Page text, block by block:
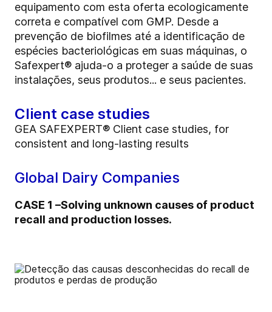
equipamento com esta oferta ecologicamente
correta e compatível com GMP. Desde a
prevenção de biofilmes até a identificação de
espécies bacteriológicas em suas máquinas, o
Safexpert® ajuda-o a proteger a saúde de suas
instalações, seus produtos... e seus pacientes.
Client case studies
GEA SAFEXPERT® Client case studies, for
consistent and long-lasting results
Global Dairy Companies
CASE 1 –Solving unknown causes of product
recall and production losses.